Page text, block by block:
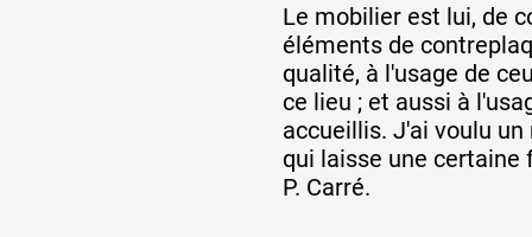
Le mobilier est lui, de
éléments de
qualité, à l'usage de
ce lieu ; et aussi à
accueillis. J'ai voulu
qui laisse une certaine
P. Carré.